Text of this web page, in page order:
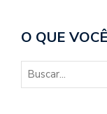
O QUE